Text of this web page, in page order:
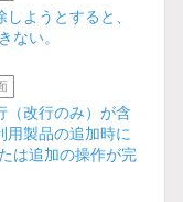
ようとすると、
ない。
（改行のみ）が含
用製品の追加時に
は追加の操作が完